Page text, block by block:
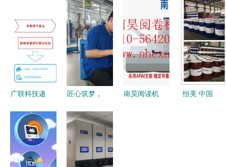
产厂家信息
——上海上
继科技
术服务与立
体视觉研发
专家
格、厂家、
图片与技术
服务的全方
位考量
中医适宜技
术精品课程
正式上线，
以技术服务
引领健康新
风尚
广联科技递
技术服务主
业凸显，行
业高度分散
匠心筑梦，
——记三河
市一位荣获
2020年河
南昊阅读机
恒美 中国